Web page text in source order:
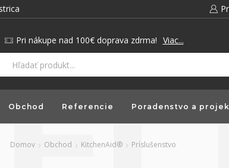
Pri nákupe nad 100€ doprava zdrma! Viac...
Obchod Referencie Poradenstvo a
Domov Obchod KitchenAid® Príslušenstvo